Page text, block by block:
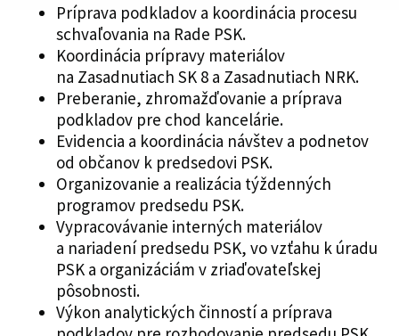
Príprava podkladov a koordinácia procesu
schvaľovania na Rade PSK.
Koordinácia prípravy materiálov
na Zasadnutiach SK 8 a Zasadnutiach NRK.
Preberanie, zhromažďovanie a príprava
podkladov pre chod kancelárie.
Evidencia a koordinácia návštev a podnetov
od občanov k predsedovi PSK.
Organizovanie a realizácia týždenných
programov predsedu PSK.
Vypracovávanie interných materiálov
a nariadení predsedu PSK, vo vzťahu k úradu
PSK a organizáciám v zriaďovateľskej
pôsobnosti.
Výkon analytických činností a príprava